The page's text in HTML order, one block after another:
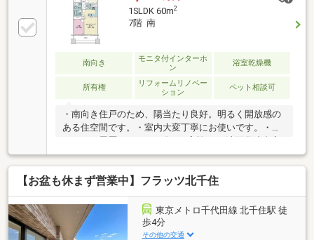
1SLDK 60m2
7階 南
南向き
モニタ付インターホ
ン
浴室乾燥機
所有権
リフォームリノベー
ション
ペット相談可
・南向き住戸のため、陽当たり良好。明るく開放感の
ある住空間です。・室内大変丁寧にお使いです。・リ
換、トイレ交換、全フローリング張替、全クロス貼
替、洗濯機用防水パン交換、ガス給湯器交換、エアコ
ン新規設置（LDK）ほか・アウトフレーム工法採用。
柱の出っ張りが少なく、家具配置がしやすい設計で
す。・ペット飼育可能（飼育細則あり）・安心のTVモ
ニター付オートロック・不在時に便利な宅配ボック
ス・雨の日のお洗濯にも便利な浴室換気乾燥機・遮音
【お盆も休まず営業中】フラッツ北千住
東京メトロ千代田線 北千住駅 徒
歩4分
その他の交通